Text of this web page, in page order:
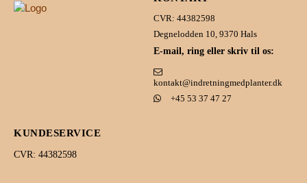
CVR: 44382598
Degnelodden 10, 9370 Hals
E-mail, ring eller skriv til os:
kontakt@indretningmedplanter.dk
+45 53 37 47 27
KUNDESERVICE
CVR: 44382598